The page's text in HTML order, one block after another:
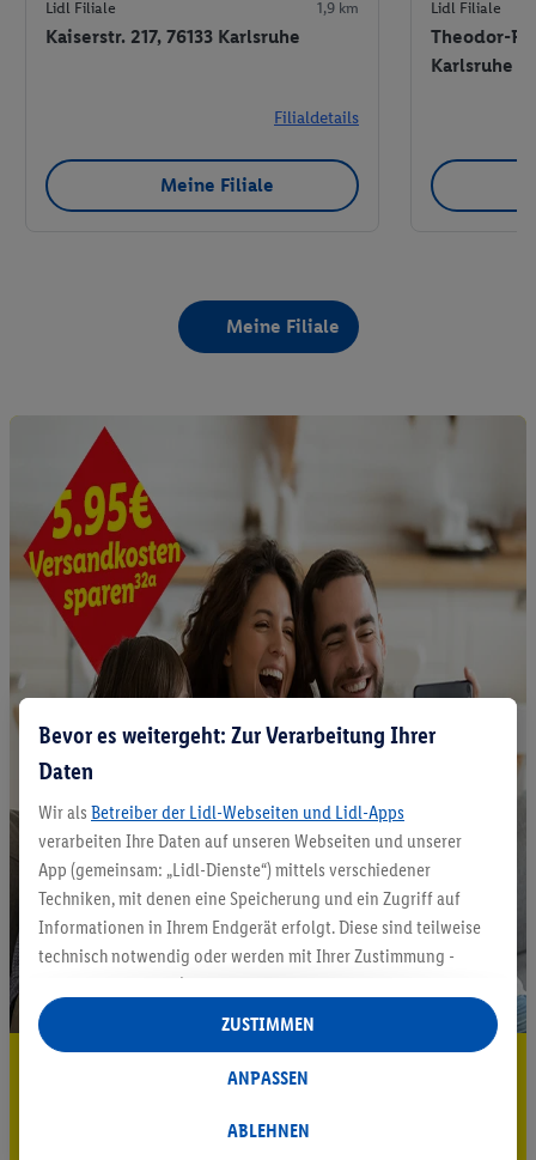
Lidl Filiale 1,9 km
Kaiserstr. 217, 76133 Karlsruhe
Filialdetails
Meine Filiale
Lidl Filiale
Theodor-
Karlsruhe
Meine Filiale
5.95 € Versand sparen³²ᵃ
Bevor es weitergeht: Zur Verarbeitung Ihrer
Daten
Wir als Betreiber der Lidl-Webseiten und Lidl-Apps
verarbeiten Ihre Daten auf unseren Webseiten und unserer
App (gemeinsam: „Lidl-Dienste“) mittels verschiedener
Techniken, mit denen eine Speicherung und ein Zugriff auf
Informationen in Ihrem Endgerät erfolgt. Diese sind teilweise
technisch notwendig oder werden mit Ihrer Zustimmung -
auch durch Partner (u.a.
Verantwortliche; im Zusammenhang mit dem IAB TCF
insgesamt
Statistik-Erstellung oder für personalisierte Werbung
Datenverarbeitungen für personalisierte Werbung werden
ABLEHNEN
ANPASSEN
ZUSTIMMEN